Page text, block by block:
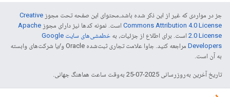
جز در مواردی که غیر از این ذکر شده باشد،‌محتوای این صفحه تحت مجوز Creative
Commons Attribution 4.0 License است. نمونه کدها نیز دارای مجوز Apache
2.0 License است. برای اطلاع از جزئیات، به
خطمشی‌های سایت Google
Developers‏
مراجعه کنید. جاوا علامت تجاری ثبت‌شده Oracle و/یا شرکت‌های وابسته
به آن است.
تاریخ آخرین به‌روزرسانی 2025-07-25 به‌وقت ساعت هماهنگ جهانی.